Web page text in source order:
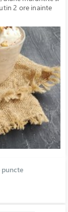
2 ore inainte
puncte